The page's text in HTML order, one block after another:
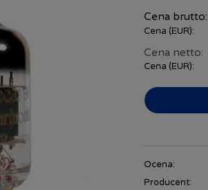
Cena brutto:
Cena (EUR):
Cena netto:
Cena (EUR):
Ocena:
Producent: